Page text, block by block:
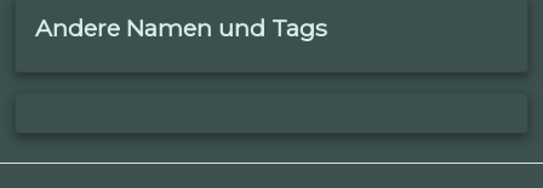
Andere Namen und Tags